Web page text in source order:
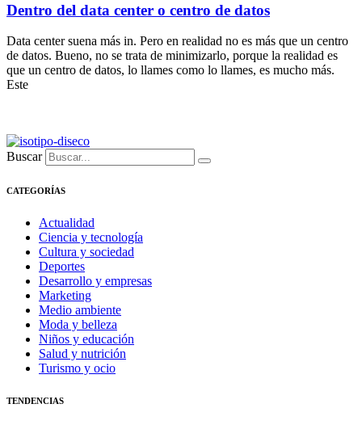
Dentro del data center o centro de datos
Data center suena más in. Pero en realidad no es más que un centro
de datos. Bueno, no se trata de minimizarlo, porque la realidad es
que un centro de datos, lo llames como lo llames, es mucho más.
Este
Buscar
CATEGORÍAS
Actualidad
Ciencia y tecnología
Cultura y sociedad
Deportes
Desarrollo y empresas
Marketing
Medio ambiente
Moda y belleza
Niños y educación
Salud y nutrición
Turismo y ocio
TENDENCIAS